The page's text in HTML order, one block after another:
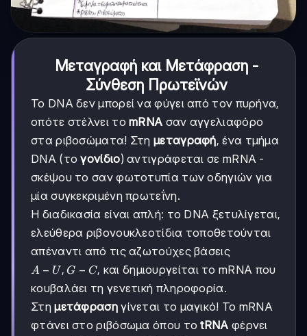
Μεταγραφή και Μετάφραση -
Σύνθεση Πρωτεϊνών
Το DNA δεν μπορεί να φύγει από τον πυρήνα,
οπότε στέλνει τοmRNA σαν αγγελιαφόρο
στα ριβοσώματα! Στημεταγραφή, ένα τμήμα
DNA (τογονίδιο) αντιγράφεται σε mRNA -
σκέψου το σαν φωτοτυπία των οδηγιών για
μία συγκεκριμένη πρωτεΐνη.
Η διαδικασία είναι απλή: το DNA ξετυλίγεται,
ελεύθερα ριβονουκλεοτίδια τοποθετούνται
απέναντι από τις αζωτούχες βάσεις
A-
U,
G-
C
A − U, G − C, και δημιουργείται το mRNA που
κουβαλάει τη γενετική πληροφορία.
Στημετάφρασηγίνεται το μαγικό! Το mRNA
φτάνει στο ριβόσωμα όπου τοtRNA φέρνει